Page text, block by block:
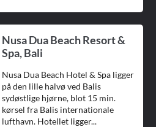
Nusa Dua Beach Resort &
Spa, Bali
Nusa Dua Beach Hotel & Spa ligger
på den lille halvø ved Balis
sydøstlige hjørne, blot 15 min.
kørsel fra Balis internationale
lufthavn. Hotellet ligger...